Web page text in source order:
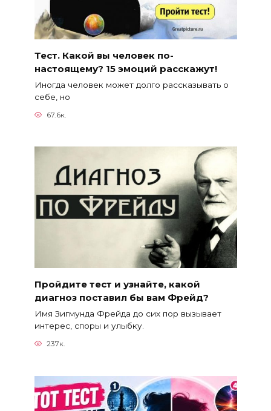
Тест. Какой вы человек по-
настоящему? 15 эмоций расскажут!
Иногда человек может долго рассказывать о
себе, но
67.6к.
Пройдите тест и узнайте, какой
диагноз поставил бы вам Фрейд?
Имя Зигмунда Фрейда до сих пор вызывает
интерес, споры и улыбку.
237к.